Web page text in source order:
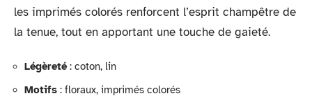
les imprimés colorés renforcent l’esprit champêtre de
la tenue, tout en apportant une touche de gaieté.
Légèreté: coton, lin
Motifs : floraux, imprimés colorés